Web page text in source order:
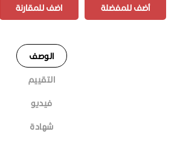
أضف للمفضلة اضف للمقارنة
الوصف
التقييم
فيديو
شهادة